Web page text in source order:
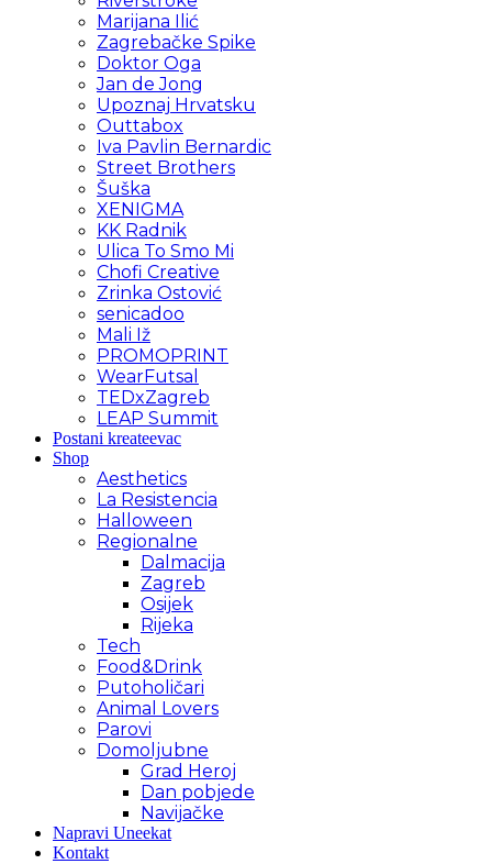
Marijana Ilić
Zagrebačke Spike
Doktor Oga
Jan de Jong
Upoznaj Hrvatsku
Outtabox
Iva Pavlin Bernardic
Street Brothers
Šuška
XENIGMA
KK Radnik
Ulica To Smo Mi
Chofi Creative
Zrinka Ostović
senicadoo
Mali Iž
PROMOPRINT
WearFutsal
TEDxZagreb
LEAP Summit
Postani kreateevac
Shop
Aesthetics
La Resistencia
Halloween
Regionalne
Dalmacija
Zagreb
Osijek
Rijeka
Tech
Food&Drink
Putoholičari
Animal Lovers
Parovi
Domoljubne
Grad Heroj
Dan pobjede
Navijačke
Napravi Uneekat
Kontakt